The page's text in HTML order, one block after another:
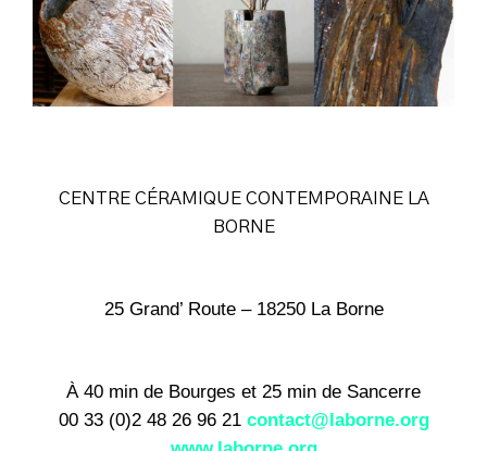
CENTRE CÉRAMIQUE CONTEMPORAINE LA
BORNE
25 Grand’ Route – 18250 La Borne
À 40 min de Bourges et 25 min de Sancerre
00 33 (0)2 48 26 96 21 contact@laborne.org